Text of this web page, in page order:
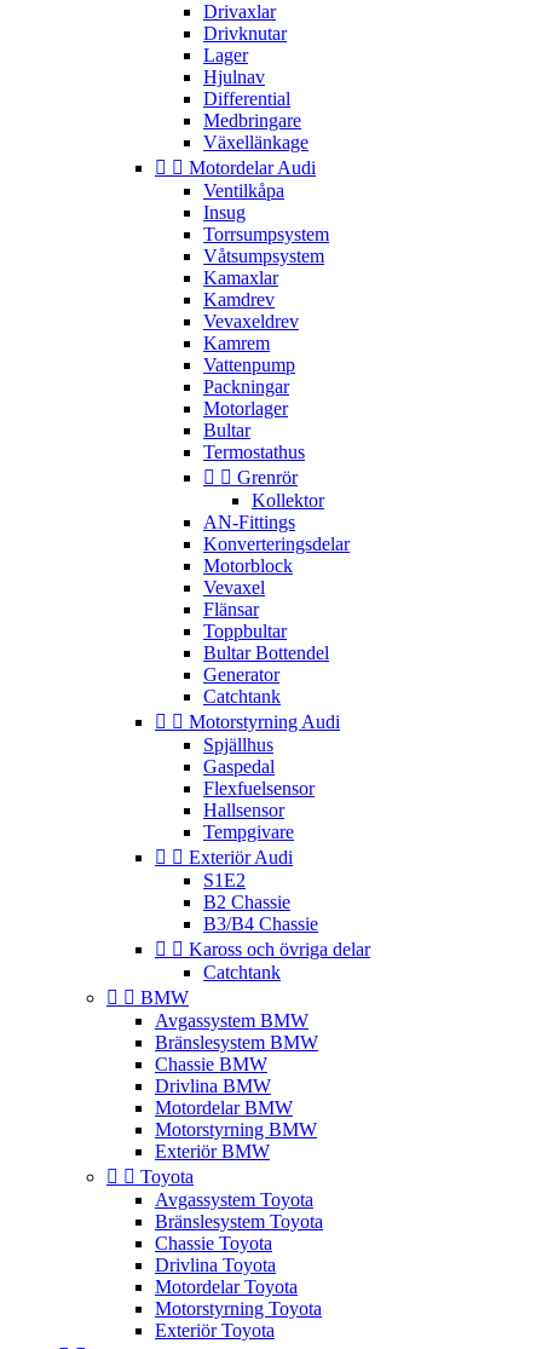
Drivaxlar
Drivknutar
Lager
Hjulnav
Differential
Medbringare
Växellänkage
  Motordelar Audi
Ventilkåpa
Insug
Torrsumpsystem
Våtsumpsystem
Kamaxlar
Kamdrev
Vevaxeldrev
Kamrem
Vattenpump
Packningar
Motorlager
Bultar
Termostathus
  Grenrör
Kollektor
AN-Fittings
Konverteringsdelar
Motorblock
Vevaxel
Flänsar
Toppbultar
Bultar Bottendel
Generator
Catchtank
  Motorstyrning Audi
Spjällhus
Gaspedal
Flexfuelsensor
Hallsensor
Tempgivare
  Exteriör Audi
S1E2
B2 Chassie
B3/B4 Chassie
  Kaross och övriga delar
Catchtank
  BMW
Avgassystem BMW
Bränslesystem BMW
Chassie BMW
Drivlina BMW
Motordelar BMW
Motorstyrning BMW
Exteriör BMW
  Toyota
Avgassystem Toyota
Bränslesystem Toyota
Chassie Toyota
Drivlina Toyota
Motordelar Toyota
Motorstyrning Toyota
Exteriör Toyota